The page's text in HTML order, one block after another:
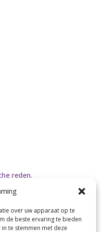
over uw apparaat op te
de beste ervaring te bieden
te stemmen met deze
reden.